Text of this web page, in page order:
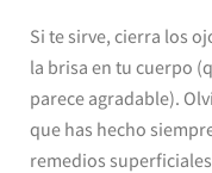
Si te sirve, cierra los
la brisa en tu cuerpo
parece agradable).
que has hecho
remedios